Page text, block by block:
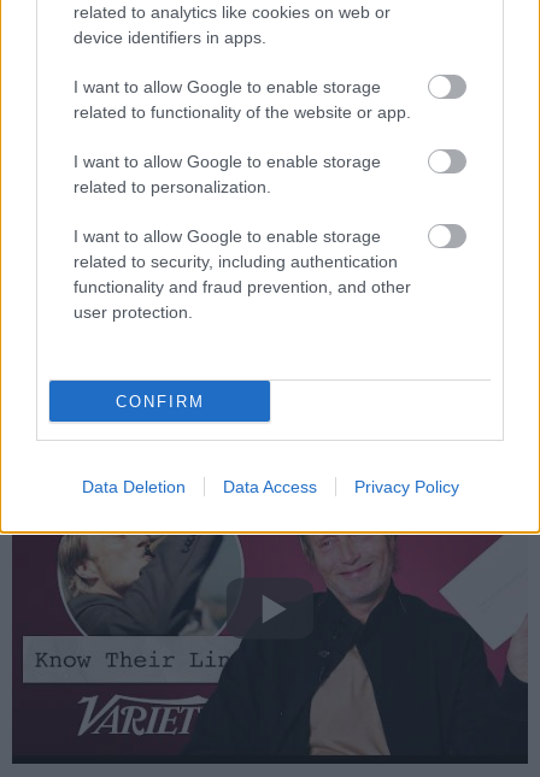
related to analytics like cookies on web or
device identifiers in apps.
I want to allow Google to enable storage
related to functionality of the website or app.
I want to allow Google to enable storage
related to personalization.
I want to allow Google to enable storage
related to security, including authentication
functionality and fraud prevention, and other
user protection.
CONFIRM
Data Deletion Data Access Privacy Policy
Star Wars-veterán Larsszal közösen raktak össze egy
monumentális LEGO Halálcsillagot, amelyet karácsonyi
Nagyon szívesen megnéztük volna ezt a közös birodalmi
erőfeszítést, de csupán egy szép családi emlékről van
Mads aVariety nek mesélt arról, hogy néhány évvel
ezelőtt segített be bátyjának a munkálatokba. A leírás
UCS (Ultimate Collector Series) készletről van szó, ami
pont a filmje premierje környékén jelent meg.